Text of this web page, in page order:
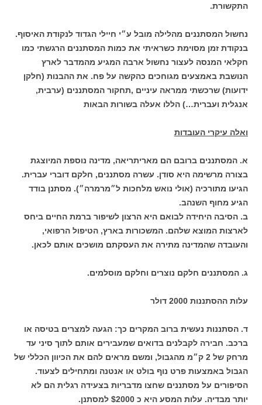
התקשורת.
נחשול המסתננים מהלילה מובל ע״י חיילי הגדוד לנקודת האיסוף.
בנקודת זמן מסוימת כשראיתי את כמות המסתננים הרגשתי כמו
חקלאי המנסה לעצור נחשול ארבה המגיע מהמדבר לארץ
הנושבת באמצעים מגוחכים כהקשה על פח. את ההבנות (חלקן
ידועות) שרכשתי ממראה עיניים ,תחקור המסתננים (ערבית,
אנגלית ועברית…) הללו אעלה בשורות הבאות
ואלה עיקרי העובדות
א. המסתננים ברובם הם מאריתריאה, מדינה נוספת המיוצגת
בצורה מרשימה היא סודן. עשרה מסתננים, חלקם דוברי עברית.
הגיעו מתורכיה (אולי נואש מלחכות ל״מרמרה״). מסתנן בודד
הגיע מחוף השנהב.
ב. הסיבה היחידה לבואם היא הרצון לשיפור ברמת החיים ביחס
לארצות המוצא שלהם. המשכורות בארץ, הטיפול הרפואי,
והעובדה שהמדינה מתירה את העסקתם מושכים אותם לכאן.
ג. המסתננים חלקם נוצרים וחלקם מוסלמים.
עלות ההסתננות 2000 דולר
ד. הסתננות נעשית ברוב המקרים כך: הגעה למצרים בטיסה או
ברכב. חבירה לקבלנים בדואים שמעבירים אותם לתוך סיני עד
מרחק של 2 ק״מ מהגבול, ומשם מראים להם את הכיוון הכללי של
הגבול באמצעות פרט נוף בולט או אנטנה ומתחילים לצעוד.
הסיפורים על מסתננים שחצו מדבריות בצעידה רגלית הם לא
יותר מבדיה. עלות המסע היא כ $2000 למסתנן.